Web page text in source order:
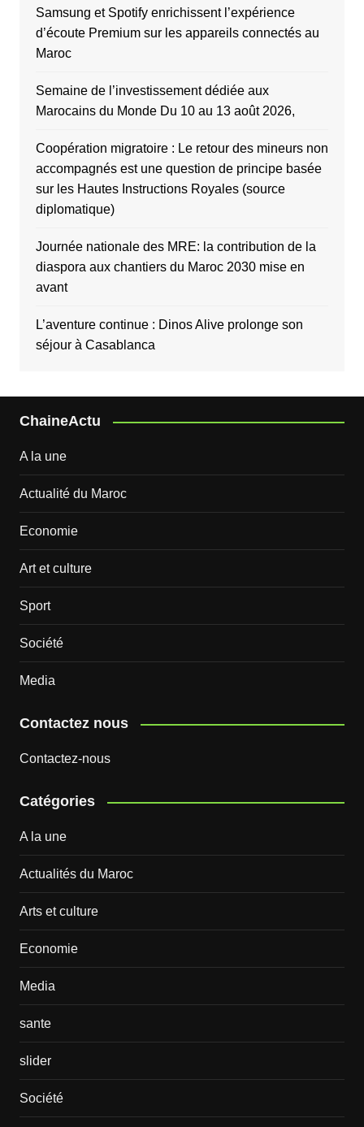
Samsung et Spotify enrichissent l’expérience
d’écoute Premium sur les appareils connectés au
Maroc
Semaine de l’investissement dédiée aux
Marocains du Monde Du 10 au 13 août 2026,
Coopération migratoire : Le retour des mineurs non
accompagnés est une question de principe basée
sur les Hautes Instructions Royales (source
diplomatique)
Journée nationale des MRE: la contribution de la
diaspora aux chantiers du Maroc 2030 mise en
avant
L’aventure continue : Dinos Alive prolonge son
séjour à Casablanca
ChaineActu
A la une
Actualité du Maroc
Economie
Art et culture
Sport
Société
Media
Contactez nous
Contactez-nous
Catégories
A la une
Actualités du Maroc
Arts et culture
Economie
Media
sante
slider
Société